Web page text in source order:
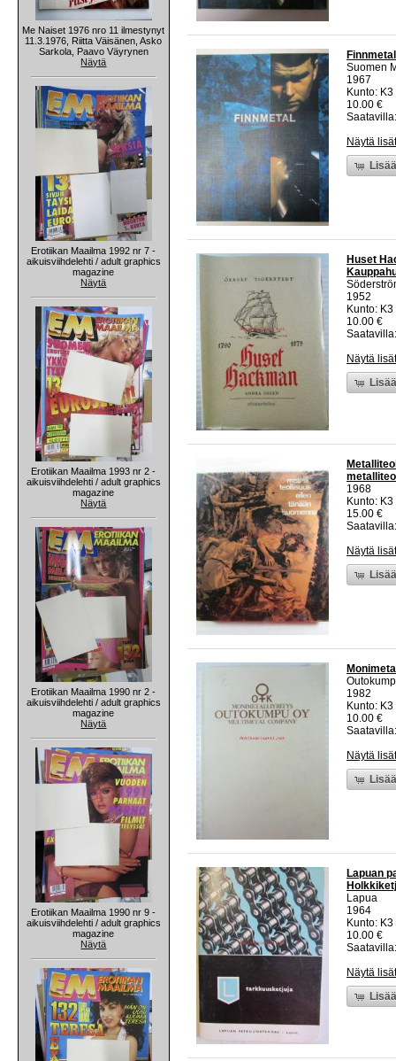
Me Naiset 1976 nro 11 ilmestynyt
11.3.1976, Riitta Väisänen, Asko
Sarkola, Paavo Väyrynen
Näytä
Erotiikan Maailma 1992 nr 7 -
aikuisviihdelehti / adult graphics
magazine
Näytä
Erotiikan Maailma 1993 nr 2 -
aikuisviihdelehti / adult graphics
magazine
Näytä
Erotiikan Maailma 1990 nr 2 -
aikuisviihdelehti / adult graphics
magazine
Näytä
Erotiikan Maailma 1990 nr 9 -
aikuisviihdelehti / adult graphics
magazine
Näytä
Suomen
1967
Kunto:
10.00 €
Näytä
Huset
1952
Kunto:
10.00 €
Näytä
1968
Kunto:
15.00 €
Näytä
1982
Kunto:
10.00 €
Näytä
Lapuan
Lapua
1964
Kunto:
10.00 €
Näytä